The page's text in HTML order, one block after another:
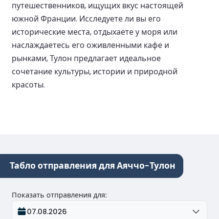
путешественников, ищущих вкус настоящей
южной Франции. Исследуете ли вы его
исторические места, отдыхаете у моря или
наслаждаетесь его оживленными кафе и
рынками, Тулон предлагает идеальное
сочетание культуры, истории и природной
красоты.
Табло отправления для Аяччо-Тулон
Показать отправления для:
07.08.2026